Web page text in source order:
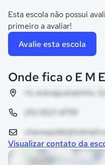
Esta escola não possui
primeiro a avaliar!
Avalie esta escola
Onde fica o E M
rio aranaguarazinho,
(91) 8521-8759
Visualizar contato da